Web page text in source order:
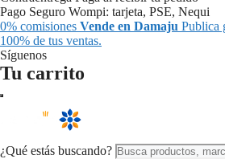
Pago Seguro Wompi: tarjeta, PSE, Nequi
0% comisiones Vende en Damaju Publica
100% de tus ventas.
Síguenos
Tu carrito
¿Qué estás buscando?